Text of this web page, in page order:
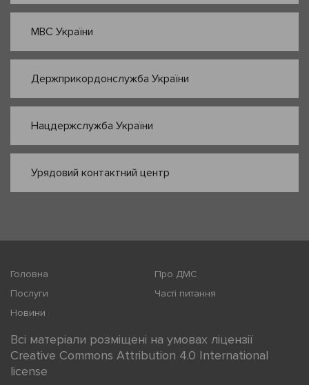
МВС України
Держприкордонслужба України
Нацдержслужба України
Урядовий контактний центр
Головна
Про ДМС
Послуги
Часті питання
Новини
Всі матеріали розміщені на умовах ліцензії
Creative Commons Attribution 4.0 International
license